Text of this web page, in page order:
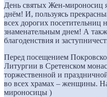
День святых Жен-мироносиц
днём! И, пользуясь
всех дорогих посетительниц
знаменательным днем! А
благоденствия и
Перед посещением
Литургии в Сретенском
торжественной и
во всех храмах – женщины.
мироносицы )